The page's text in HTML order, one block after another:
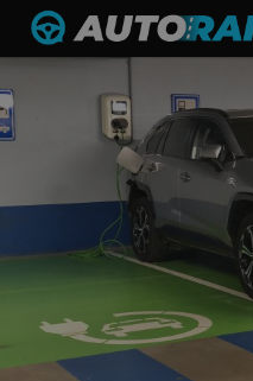
Autotests
Automerken
Adverteren
MotorRAI.nl